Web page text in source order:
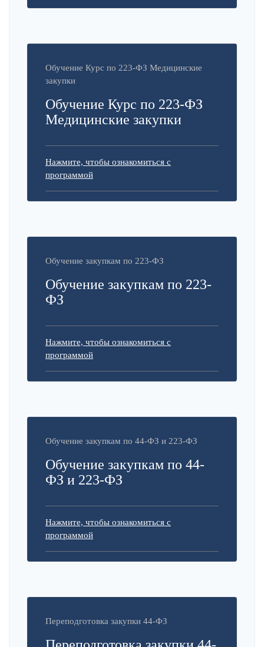
Обучение Курс по 223-ФЗ Медицинские
закупки
Обучение Курс по 223-ФЗ
Медицинские закупки
Нажмите, чтобы ознакомиться с
программой
Обучение закупкам по 223-ФЗ
Обучение закупкам по 223-
ФЗ
Нажмите, чтобы ознакомиться с
программой
Обучение закупкам по 44-ФЗ и 223-ФЗ
Обучение закупкам по 44-
ФЗ и 223-ФЗ
Нажмите, чтобы ознакомиться с
программой
Переподготовка закупки 44-ФЗ